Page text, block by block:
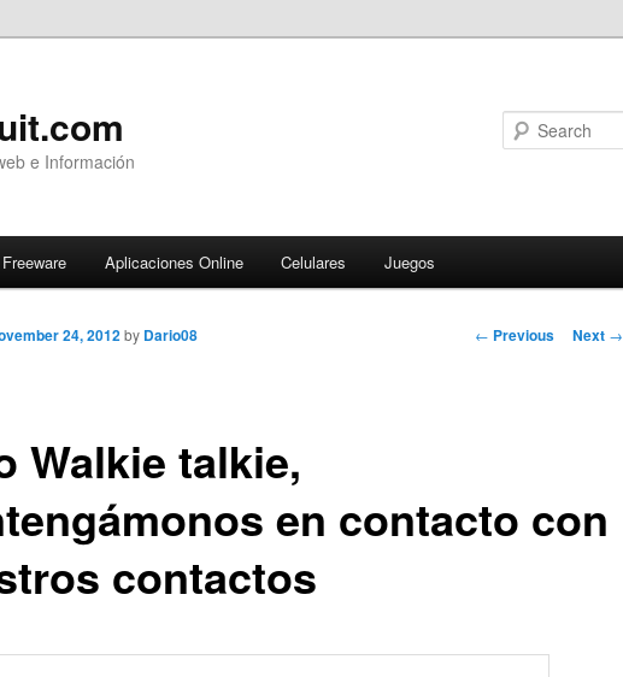
e Información
Freeware Aplicaciones Online Celulares Juegos
Post
← Previous Next →
Walkie talkie,
en contacto con
contactos
24, 2012 by Dario08